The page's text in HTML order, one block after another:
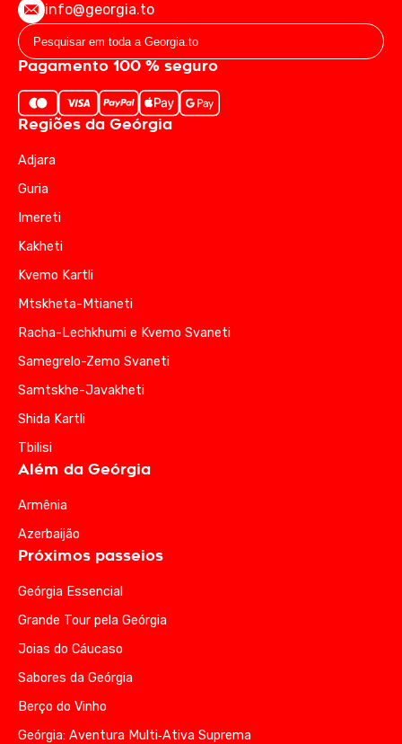
info@georgia.to
Pagamento 100 % seguro
Regiões da Geórgia
Adjara
Guria
Imereti
Kakheti
Kvemo Kartli
Mtskheta-Mtianeti
Racha-Lechkhumi e Kvemo Svaneti
Samegrelo-Zemo Svaneti
Samtskhe-Javakheti
Shida Kartli
Tbilisi
Além da Geórgia
Armênia
Azerbaijão
Próximos passeios
Geórgia Essencial
Grande Tour pela Geórgia
Joias do Cáucaso
Sabores da Geórgia
Berço do Vinho
Geórgia: Aventura Multi‑Ativa Suprema